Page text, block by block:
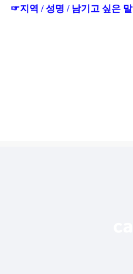
☞지역 / 성명 / 남기고 싶은 말